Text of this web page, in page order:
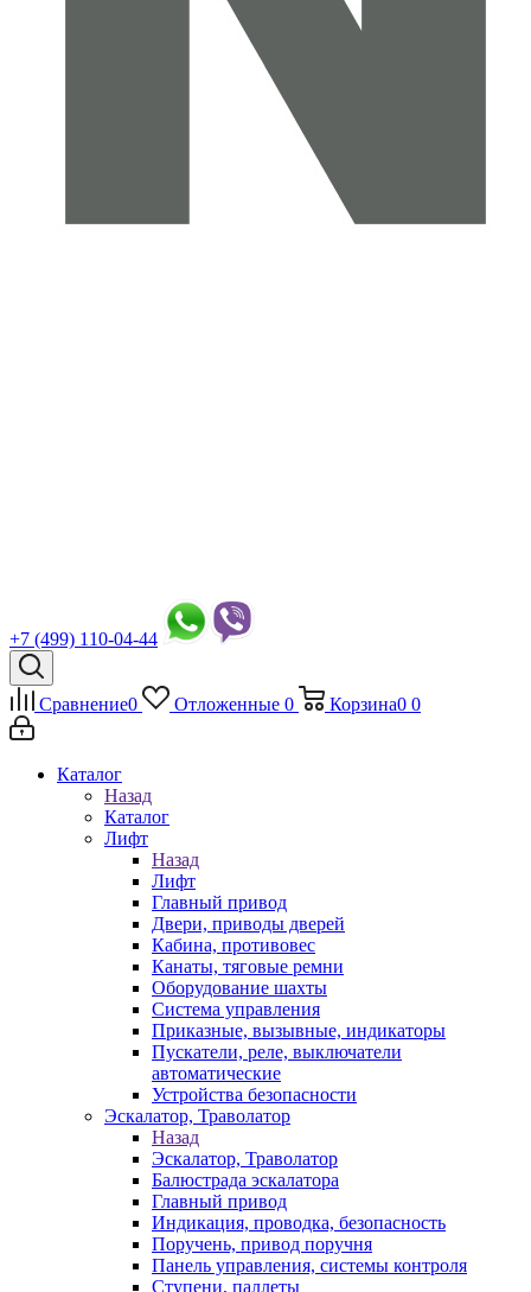
+7 (499) 110-04-44
Сравнение0 Отложенные 0 Корзина0 0
Каталог
Назад
Каталог
Лифт
Назад
Лифт
Главный привод
Двери, приводы дверей
Кабина, противовес
Канаты, тяговые ремни
Оборудование шахты
Система управления
Приказные, вызывные, индикаторы
Пускатели, реле, выключатели
автоматические
Устройства безопасности
Эскалатор, Траволатор
Назад
Эскалатор, Траволатор
Балюстрада эскалатора
Главный привод
Индикация, проводка, безопасность
Поручень, привод поручня
Панель управления, системы контроля
Ступени, паллеты